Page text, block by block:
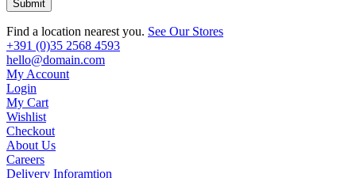
Find a location nearest you. See Our Stores
+391 (0)35 2568 4593
hello@domain.com
My Account
Login
My Cart
Wishlist
Checkout
About Us
Careers
Delivery Inforamtion